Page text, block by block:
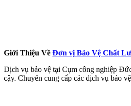
Giới Thiệu Về Đơn vị Bảo Vệ Chất
Dịch vụ bảo vệ tại Cụm công nghiệp
cậy. Chuyên cung cấp các dịch vụ bảo